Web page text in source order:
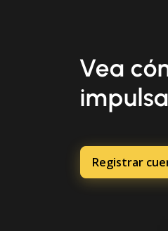
Vea
Registrar